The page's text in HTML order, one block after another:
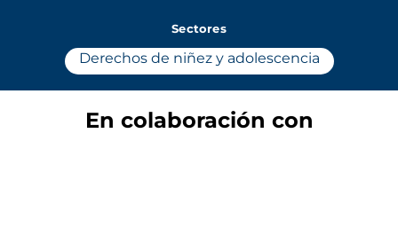
Sectores
Derechos de niñez y adolescencia
En colaboración con